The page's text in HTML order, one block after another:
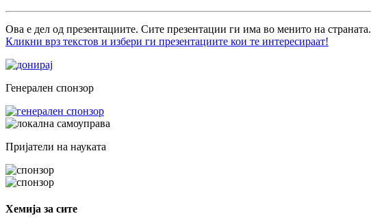
Ова е дел од презентациите. Сите презентации ги има во менито на страната.
Кликни врз текстов и избери ги презентациите кои те интересираат!
Генерален спонзор
Пријатели на науката
Хемија за сите